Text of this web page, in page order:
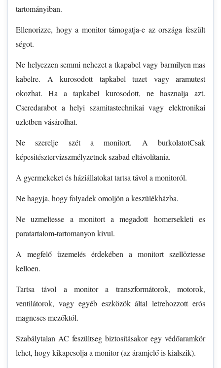
tartományiban.
Ellenorizze, hogy a monitor támogatja-e az országa feszült
ségot.
Ne helyezzen semmi nehezet a tkapabel vagy barmilyen mas
kabelre. A kurosodott tapkabel tuzet vagy aramutest
okozhat. Ha a tapkabel kurosodott, ne hasznalja azt.
Cseredarabot a helyi szamitastechnikai vagy elektronikai
uzletben vásárolhat.
Ne szerelje szét a monitort. A burkolatotCsak
képesitésztervizszmélyzetnek szabad eltávolítania.
A gyermekeket és háziállatokat tartsa távol a monitoról.
Ne hagyja, hogy folyadek omoljön a keszülékházba.
Ne uzmeltesse a monitort a megadott homersekleti es
paratartalom-tartomanyon kivul.
A megfelő üzemelés érdekében a monitort szellöztesse
kelloen.
Tartsa távol a monitor a transzformátorok, motorok,
ventilátorok, vagy egyéb eszközök által letrehozzott erós
magneses mezőktól.
Szabálytalan AC feszültseg biztosításakor egy védőaramkör
lehet, hogy kikapcsolja a monitor (az áramjelő is kialszik).